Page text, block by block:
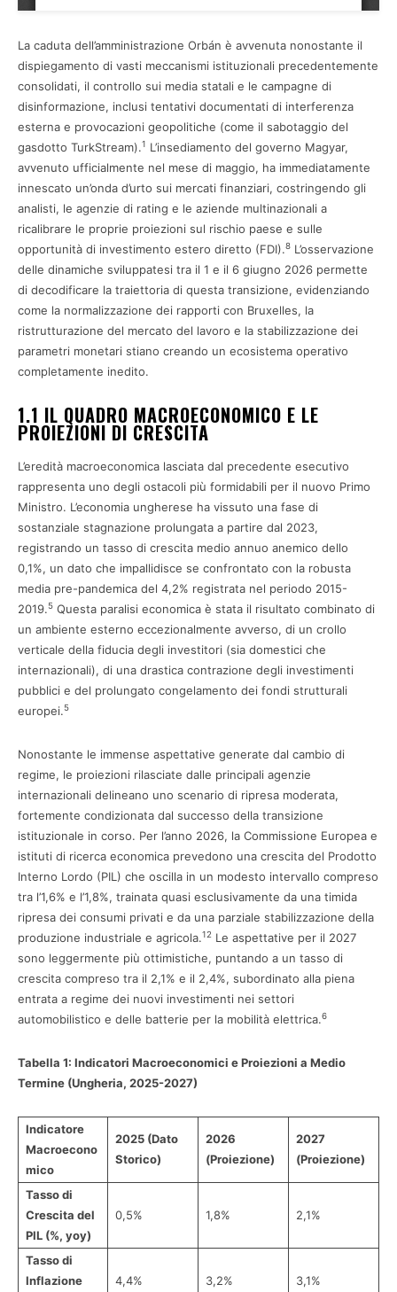
La caduta dell’amministrazione Orbán è avvenuta nonostante il
dispiegamento di vasti meccanismi istituzionali precedentemente
consolidati, il controllo sui media statali e le campagne di
disinformazione, inclusi tentativi documentati di interferenza
esterna e provocazioni geopolitiche (come il sabotaggio del
gasdotto TurkStream).1 L’insediamento del governo Magyar,
avvenuto ufficialmente nel mese di maggio, ha immediatamente
innescato un’onda d’urto sui mercati finanziari, costringendo gli
analisti, le agenzie di rating e le aziende multinazionali a
ricalibrare le proprie proiezioni sul rischio paese e sulle
opportunità di investimento estero diretto (FDI).8 L’osservazione
delle dinamiche sviluppatesi tra il 1 e il 6 giugno 2026 permette
di decodificare la traiettoria di questa transizione, evidenziando
come la normalizzazione dei rapporti con Bruxelles, la
ristrutturazione del mercato del lavoro e la stabilizzazione dei
parametri monetari stiano creando un ecosistema operativo
completamente inedito.
1.1 IL QUADRO MACROECONOMICO E LE
PROIEZIONI DI CRESCITA
L’eredità macroeconomica lasciata dal precedente esecutivo
rappresenta uno degli ostacoli più formidabili per il nuovo Primo
Ministro. L’economia ungherese ha vissuto una fase di
sostanziale stagnazione prolungata a partire dal 2023,
registrando un tasso di crescita medio annuo anemico dello
0,1%, un dato che impallidisce se confrontato con la robusta
media pre-pandemica del 4,2% registrata nel periodo 2015-
2019.5 Questa paralisi economica è stata il risultato combinato di
un ambiente esterno eccezionalmente avverso, di un crollo
verticale della fiducia degli investitori (sia domestici che
internazionali), di una drastica contrazione degli investimenti
pubblici e del prolungato congelamento dei fondi strutturali
europei.5
Nonostante le immense aspettative generate dal cambio di
regime, le proiezioni rilasciate dalle principali agenzie
internazionali delineano uno scenario di ripresa moderata,
fortemente condizionata dal successo della transizione
istituzionale in corso. Per l’anno 2026, la Commissione Europea e
istituti di ricerca economica prevedono una crescita del Prodotto
Interno Lordo (PIL) che oscilla in un modesto intervallo compreso
tra l’1,6% e l’1,8%, trainata quasi esclusivamente da una timida
ripresa dei consumi privati e da una parziale stabilizzazione della
produzione industriale e agricola.12 Le aspettative per il 2027
sono leggermente più ottimistiche, puntando a un tasso di
crescita compreso tra il 2,1% e il 2,4%, subordinato alla piena
entrata a regime dei nuovi investimenti nei settori
automobilistico e delle batterie per la mobilità elettrica.6
Tabella 1: Indicatori Macroeconomici e Proiezioni a Medio
Termine (Ungheria, 2025-2027)
Indicatore
Macroecono
mico
2025 (Dato
Storico)
2026
(Proiezione)
2027
(Proiezione)
Tasso di
Crescita del
PIL (%, yoy)
0,5% 1,8% 2,1%
Tasso di
Inflazione
4,4% 3,2% 3,1%